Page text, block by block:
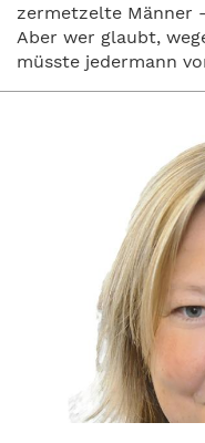
zermetzelte Männer
Aber wer glaubt,
müsste jedermann